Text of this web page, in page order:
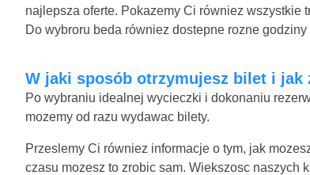
najlepsza oferte. Pokazemy Ci równiez wszystkie
Do wybroru beda równiez dostepne rozne godziny
W jaki sposób otrzymujesz bilet i
Po wybraniu idealnej wycieczki i dokonaniu
mozemy od razu wydawac bilety.
Przeslemy Ci równiez informacje o tym, jak
czasu mozesz to zrobic sam. Wiekszosc naszych